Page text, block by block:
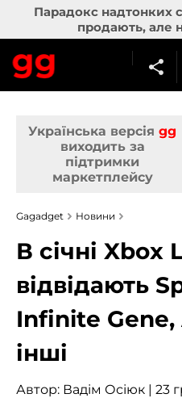
Парадокс надтонких
продають, але
Українська версія gg
виходить за
підтримки
маркетплейсу
Gagadget Новини
В січні Xbox
відвідають
Infinite Gene,
інші
Автор: Вадім Осіюк | 23